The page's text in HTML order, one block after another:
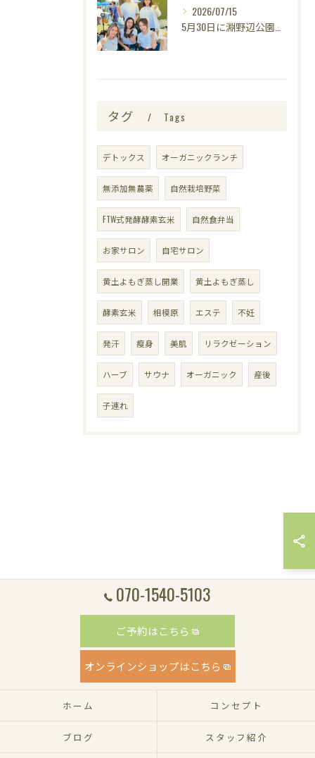
2026/07/15
タグ Tags
デトックス オーガニックランチ
無添加無農薬 自然栽培野菜
FTW式発酵酵素玄米 自然食弁当
お家サロン 自宅サロン
黄土よもぎ蒸し開業 黄土よもぎ蒸し
酵素玄米 相模原 エステ 不妊
発汗 瘦身 美肌 リラクゼーション
ハーブ サウナ オーガニック 産後
子連れ
070-1540-5103
ご予約はこちら
オンラインショップはこちら
ホーム コンセプト
ブログ スタッフ紹介